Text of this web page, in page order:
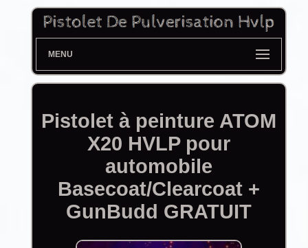
MENU
Pistolet à peinture ATOM
X20 HVLP pour
automobile
Basecoat/Clearcoat +
GunBudd GRATUIT